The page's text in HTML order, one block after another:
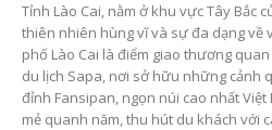
Tỉnh Lào Cai, nằm ở khu vực Tây Bắc
thiên nhiên hùng vĩ và sự đa dạng về
phố Lào Cai là điểm giao thương
du lịch Sapa, nơi sở hữu những cảnh
đỉnh Fansipan, ngọn núi cao nhất
mẻ quanh năm, thu hút du khách với